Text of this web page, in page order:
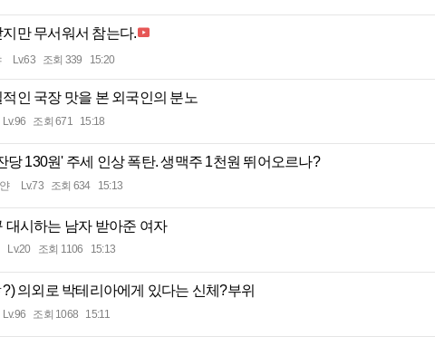
지만 무서워서 참는다.
Lv.63 조회 339 15:20
적인 국장 맛을 본 외국인의 분노
Lv.96 조회 671 15:18
당 130원' 주세 인상 폭탄. 생맥주 1천원 뛰어오르나?
Lv.73 조회 634 15:13
대시하는 남자 받아준 여자
Lv.20 조회 1106 15:13
?) 의외로 박테리아에게 있다는 신체?부위
Lv.96 조회 1068 15:11